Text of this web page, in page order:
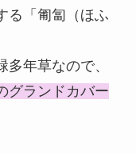
る「匍匐（ほふ
年草なので、
グランドカバー